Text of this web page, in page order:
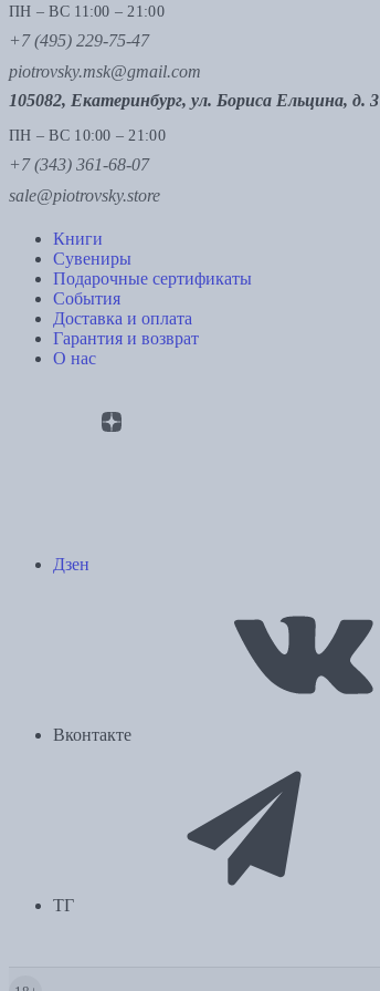
ПН – ВС 11:00 – 21:00
+7 (495) 229-75-47
piotrovsky.msk@gmail.com
105082, Екатеринбург, ул. Бориса Ельцина, д. 3
ПН – ВС 10:00 – 21:00
+7 (343) 361-68-07
sale@piotrovsky.store
Книги
Сувениры
Подарочные сертификаты
События
Доставка и оплата
Гарантия и возврат
О нас
Дзен
Вконтакте
ТГ